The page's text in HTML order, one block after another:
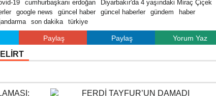
19 cumhurbaşkanı erdoğan
Diyarbakır'da 4 yaşındaki Miraç Çiçek
google news güncel haber güncel haberler gündem
haber
son dakika türkiye
Paylaş Paylaş Yorum Yaz